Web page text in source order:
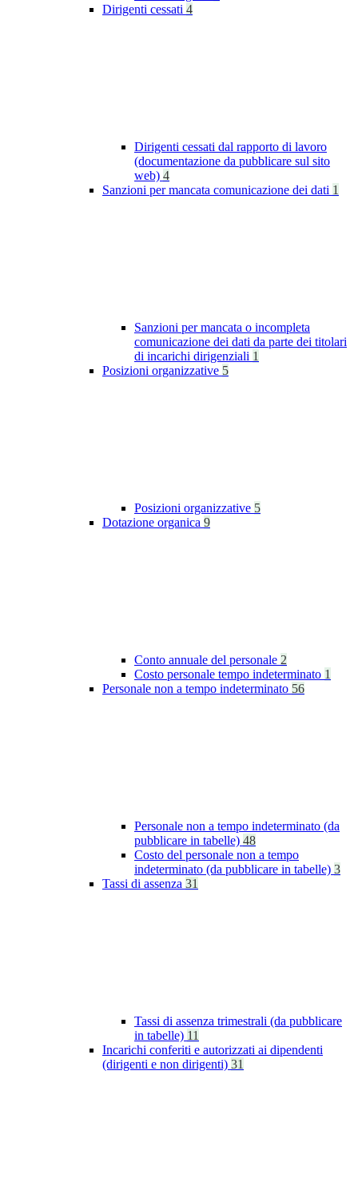
Dirigenti cessati 4
Dirigenti cessati dal rapporto di lavoro
(documentazione da pubblicare sul sito
web) 4
Sanzioni per mancata comunicazione dei dati 1
Sanzioni per mancata o incompleta
comunicazione dei dati da parte dei titolari
di incarichi dirigenziali 1
Posizioni organizzative 5
Posizioni organizzative 5
Dotazione organica 9
Conto annuale del personale 2
Costo personale tempo indeterminato 1
Personale non a tempo indeterminato 56
Personale non a tempo indeterminato (da
pubblicare in tabelle) 48
Costo del personale non a tempo
indeterminato (da pubblicare in tabelle) 3
Tassi di assenza 31
Tassi di assenza trimestrali (da pubblicare
in tabelle) 11
Incarichi conferiti e autorizzati ai dipendenti
(dirigenti e non dirigenti) 31